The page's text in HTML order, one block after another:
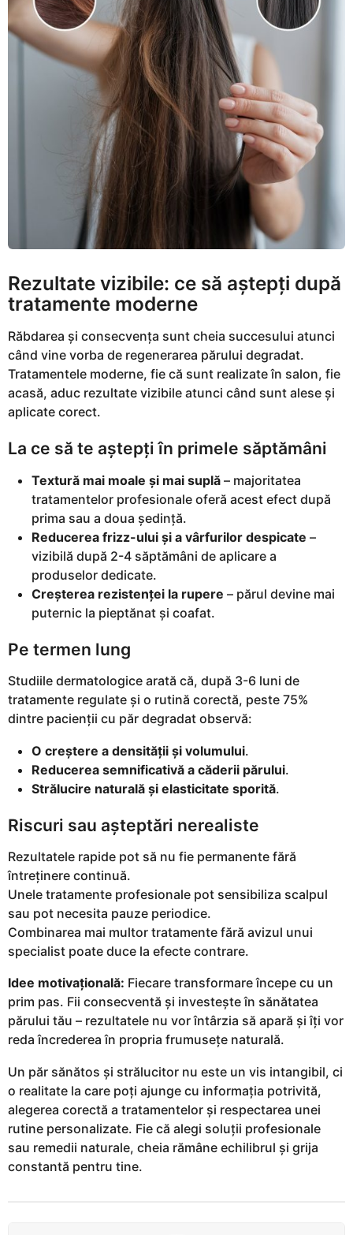
Rezultate vizibile: ce să aștepți după
tratamente moderne
Răbdarea și consecvența sunt cheia succesului atunci
când vine vorba de regenerarea părului degradat.
Tratamentele moderne, fie că sunt realizate în salon, fie
acasă, aduc rezultate vizibile atunci când sunt alese și
aplicate corect.
La ce să te aștepți în primele săptămâni
Textură mai moale și mai suplă – majoritatea
tratamentelor profesionale oferă acest efect după
prima sau a doua ședință.
Reducerea frizz-ului și a vârfurilor despicate –
vizibilă după 2-4 săptămâni de aplicare a
produselor dedicate.
Creșterea rezistenței la rupere – părul devine mai
puternic la pieptănat și coafat.
Pe termen lung
Studiile dermatologice arată că, după 3-6 luni de
tratamente regulate și o rutină corectă, peste 75%
dintre pacienții cu păr degradat observă:
O creștere a densității și volumului.
Reducerea semnificativă a căderii părului.
Strălucire naturală și elasticitate sporită.
Riscuri sau așteptări nerealiste
Rezultatele rapide pot să nu fie permanente fără
întreținere continuă.
Unele tratamente profesionale pot sensibiliza scalpul
sau pot necesita pauze periodice.
Combinarea mai multor tratamente fără avizul unui
specialist poate duce la efecte contrare.
Idee motivațională: Fiecare transformare începe cu un
prim pas. Fii consecventă și investește în sănătatea
părului tău – rezultatele nu vor întârzia să apară și îți vor
reda încrederea în propria frumusețe naturală.
Un păr sănătos și strălucitor nu este un vis intangibil, ci
o realitate la care poți ajunge cu informația potrivită,
alegerea corectă a tratamentelor și respectarea unei
rutine personalizate. Fie că alegi soluții profesionale
sau remedii naturale, cheia rămâne echilibrul și grija
constantă pentru tine.